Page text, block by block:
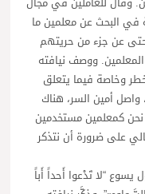
في البحث عن معلمين ما
عن جزء من حريتهم
ووصف نيافته
وخاصة فيما يتعلق
أمين السر، هناك
نحن كمعلمين مستخدمين
على ضرورة أن نتذكر
“لا تَدْعوا أَحداً أَباً